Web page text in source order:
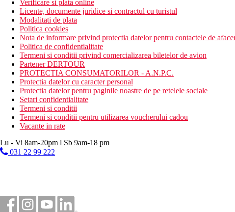
Verificare si plata online
Licente, documente juridice si contractul cu turistul
Modalitati de plata
Politica cookies
Nota de informare privind protectia datelor pentru contactele de
Politica de confidentialitate
Termeni si conditii privind comercializarea biletelor de avion
Partener DERTOUR
PROTECTIA CONSUMATORILOR - A.N.P.C.
Protectia datelor cu caracter personal
Protectia datelor pentru paginile noastre de pe retelele sociale
Setari confidentialitate
Termeni si conditii
Termeni si conditii pentru utilizarea voucherului cadou
Vacante in rate
Lu - Vi 8am-20pm l Sb 9am-18 pm
031 22 99 222